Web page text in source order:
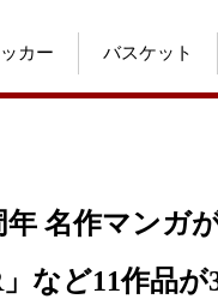
カー バスケット
名作マンガ
など11作品